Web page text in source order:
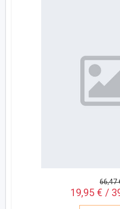
66,47
19,95 € /